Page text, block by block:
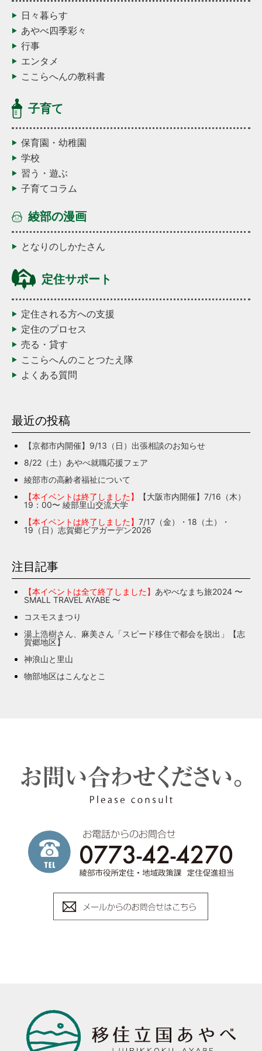
日々暮らす
あやべ四季彩々
行事
エンタメ
ここらへんの教科書
子育て
保育園・幼稚園
学校
習う・遊ぶ
子育てコラム
綾部の漫画
となりのしかたさん
定住サポート
定住される方への支援
定住のプロセス
売る・貸す
ここらへんのことつたえ隊
よくある質問
最近の投稿
【京都市内開催】9/13（日）出張相談のお知らせ
8/22（土）あやべ就職応援フェア
綾部市の高齢者福祉について
【本イベントは終了しました】
【大阪市内開催】7/16（木）
19：00〜 綾部里山交流大学
【本イベントは終了しました】 7/17（金）・18（土）・
19（日）志賀郷ビアガーデン2026
注目記事
【本イベントは全て終了しました】 あやべなまち旅2024 〜
SMALL TRAVEL AYABE 〜
コスモスまつり
湯上浩樹さん、麻美さん「スピード移住で都会を脱出」【志
賀郷地区】
神浪山と里山
物部地区はこんなとこ